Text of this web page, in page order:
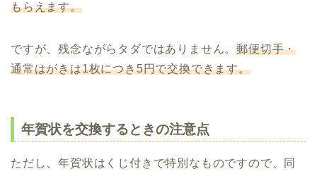
もらえます。
ですが、残念ながらタダではありません。郵便切手・
通常はがきは1枚につき5円で交換できます。
年賀状を交換するときの注意点
ただし、年賀状はくじ付きで特別なものですので、同